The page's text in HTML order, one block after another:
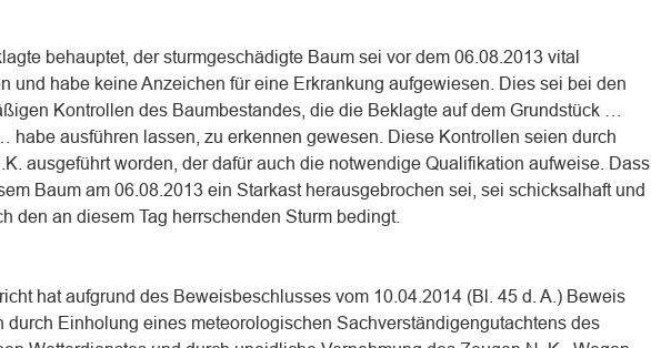
behauptet, der sturmgeschädigte Baum sei vor dem 06.08.2013 vital
und habe keine Anzeichen für eine Erkrankung aufgewiesen. Dies sei bei den
Kontrollen des Baumbestandes, die die Beklagte auf dem Grundstück …
habe ausführen lassen, zu erkennen gewesen. Diese Kontrollen seien durch
ausgeführt worden, der dafür auch die notwendige Qualifikation aufweise. Dass
Baum am 06.08.2013 ein Starkast herausgebrochen sei, sei schicksalhaft und
den an diesem Tag herrschenden Sturm bedingt.
hat aufgrund des Beweisbeschlusses vom 10.04.2014 (Bl. 45 d. A.) Beweis
durch Einholung eines meteorologischen Sachverständigengutachtens des